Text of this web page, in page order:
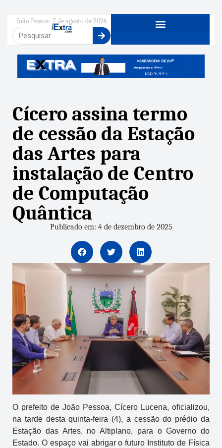
João Pessoa: 7 de agosto de 2026
Cícero assina termo
de cessão da Estação
das Artes para
instalação de Centro
de Computação
Quântica
Publicado em: 4 de dezembro de 2025
O prefeito de João Pessoa, Cícero Lucena, oficializou,
na tarde desta quinta-feira (4), a cessão do prédio da
Estação das Artes, no Altiplano, para o Governo do
Estado. O espaço vai abrigar o futuro Instituto de Física